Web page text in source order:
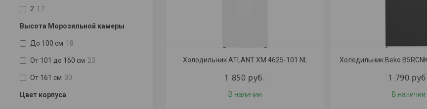
2 17
Высота Морозильной камеры
До 100 см 18
От 101 до 160 см 23
От 161 см 30
Цвет корпуса
Холодильник ATLANT ХМ 4625-101 NL
1 850 руб.
В наличии
Холодильник Beko
1 790
В наличии